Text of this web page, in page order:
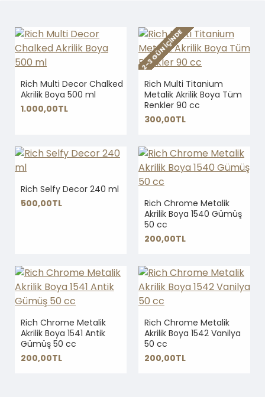
Rich Multi Decor Chalked
Akrilik Boya 500 ml
1.000,00TL
2-3 GÜN IÇINDE
Rich Multi Titanium
Metalik Akrilik Boya Tüm
Renkler 90 cc
300,00TL
Rich Selfy Decor 240 ml
500,00TL
Rich Chrome Metalik
Akrilik Boya 1540 Gümüş
50 cc
200,00TL
Rich Chrome Metalik
Akrilik Boya 1541 Antik
Gümüş 50 cc
200,00TL
Rich Chrome Metalik
Akrilik Boya 1542 Vanilya
50 cc
200,00TL